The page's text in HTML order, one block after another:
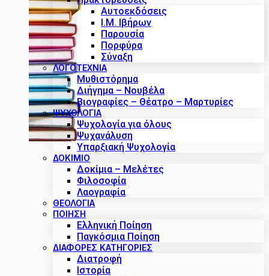
Αυτοεκδόσεις
Ι.Μ. Ιβήρων
Παρουσία
Πορφύρα
Σύναξη
ΛΟΓΟΤΕΧΝΙΑ
Μυθιστόρημα
Διήγημα – Νουβέλα
Βιογραφίες – Θέατρο – Μαρτυρίες
ΨΥΧΟΛΟΓΙΑ
Ψυχολογία για όλους
Ψυχανάλυση
Υπαρξιακή Ψυχολογία
ΔΟΚΊΜΙΟ
Δοκίμια – Μελέτες
Φιλοσοφία
Λαογραφία
ΘΕΟΛΟΓΙΑ
ΠΟΙΗΣΗ
Ελληνική Ποίηση
Παγκόσμια Ποίηση
ΔΙΑΦΟΡΕΣ ΚΑΤΗΓΟΡΙΕΣ
Διατροφή
Ιστορία